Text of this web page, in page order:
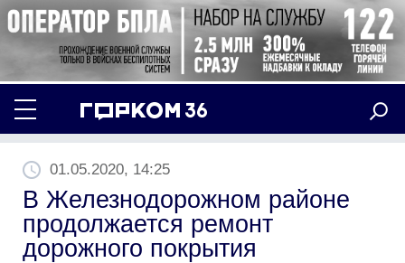
01.05.2020, 14:25
В Железнодорожном районе
продолжается ремонт
дорожного покрытия